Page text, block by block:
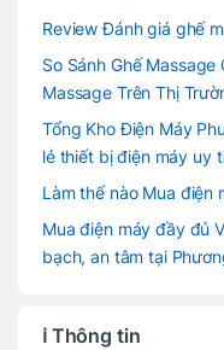
Review Đánh giá ghế
So Sánh Ghế
Massage Trên Thị
Tổng Kho Điện Máy
lẻ thiết bị điện máy uy
Làm thế nào Mua điện
Mua điện máy đầy đủ
bạch, an tâm tại
ℹ️ Thông tin